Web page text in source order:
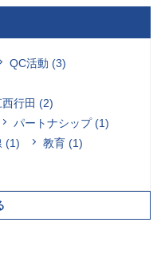
QC活動 (3)
西行田 (2)
パートナシップ (1)
(1)
教育 (1)